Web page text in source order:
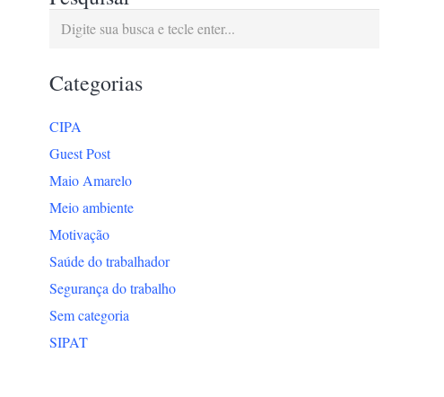
Categorias
CIPA
Guest Post
Maio Amarelo
Meio ambiente
Motivação
Saúde do trabalhador
Segurança do trabalho
Sem categoria
SIPAT